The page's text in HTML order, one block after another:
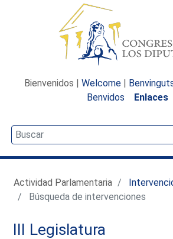
Bienvenidos | Welcome |
Benvidos
Enlaces
Actividad Parlamentaria
Búsqueda de intervenciones
III Legislatura